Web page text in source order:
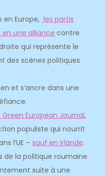
en Europe, les partis
une alliance contre
qui représente le
des scènes politiques
et s’ancre dans une
European Journal,
populiste qui nourrit
l’UE – sauf en Irlande.
de la politique roumaine
suite à une